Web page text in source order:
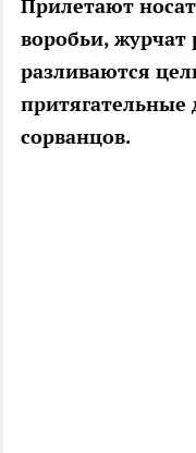
Прилетают
воробьи, журчат
разливаются
сорванцов.